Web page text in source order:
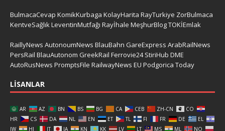
BulmacaCevap KomikKurbaga KolayHarita RayTurkiye ZorBulmaca
KentveSağlıkLeventinMutfağı Rayİhale MeşhurBlogTOKİEmlak
RaillyNews AutonoumNews BlauBahn GareExpress ArabRailNews
PersRail BlauAutonom GreekRail Ferrovie24 StiriHub DME
AutoRusNews PromptsFile RailwayNews EU Podgorica Today
LISANLAR
AR AZ BN BS BG CA CEB ZH-CN
CO
HR
CS DA NL EN ET TL FI FR DE
EL
IW
HI IT JA KN KK LV LT MS ML
NO